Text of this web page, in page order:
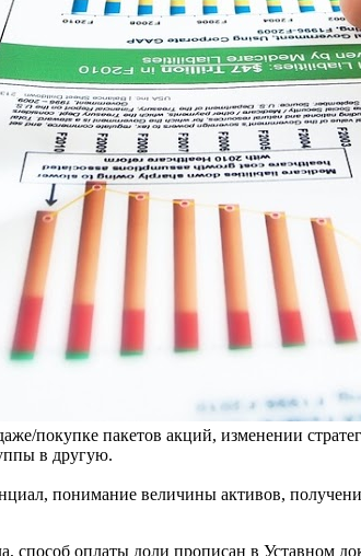
покупке пакетов акций, изменении
в другую.
понимание величины активов,
способ оплаты доли прописан в Уставном